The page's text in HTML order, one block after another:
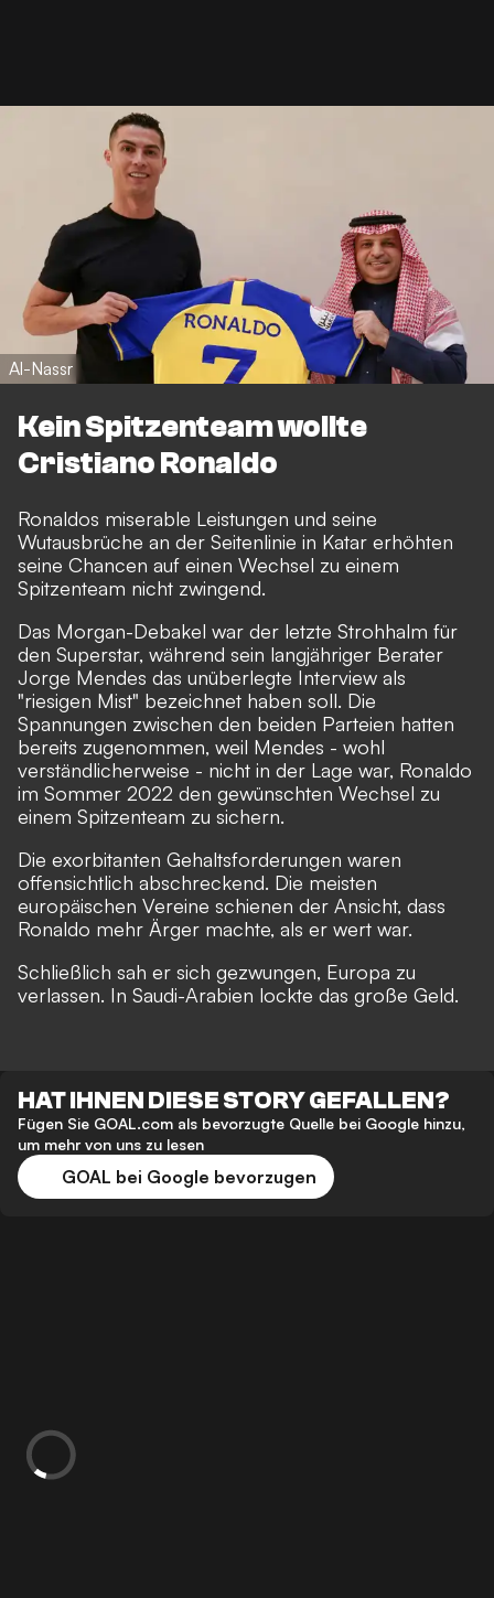
Al-Nassr
Kein Spitzenteam wollte
Cristiano Ronaldo
Ronaldos miserable Leistungen und seine
Wutausbrüche an der Seitenlinie in Katar erhöhten
seine Chancen auf einen Wechsel zu einem
Spitzenteam nicht zwingend.
Das Morgan-Debakel war der letzte Strohhalm für
den Superstar, während sein langjähriger Berater
Jorge Mendes das unüberlegte Interview als
"riesigen Mist" bezeichnet haben soll. Die
Spannungen zwischen den beiden Parteien hatten
bereits zugenommen, weil Mendes - wohl
verständlicherweise - nicht in der Lage war, Ronaldo
im Sommer 2022 den gewünschten Wechsel zu
einem Spitzenteam zu sichern.
Die exorbitanten Gehaltsforderungen waren
offensichtlich abschreckend. Die meisten
europäischen Vereine schienen der Ansicht, dass
Ronaldo mehr Ärger machte, als er wert war.
Schließlich sah er sich gezwungen, Europa zu
verlassen. In Saudi-Arabien lockte das große Geld.
HAT IHNEN DIESE STORY GEFALLEN?
Fügen Sie GOAL.com als bevorzugte Quelle bei Google hinzu,
um mehr von uns zu lesen
GOAL bei Google bevorzugen